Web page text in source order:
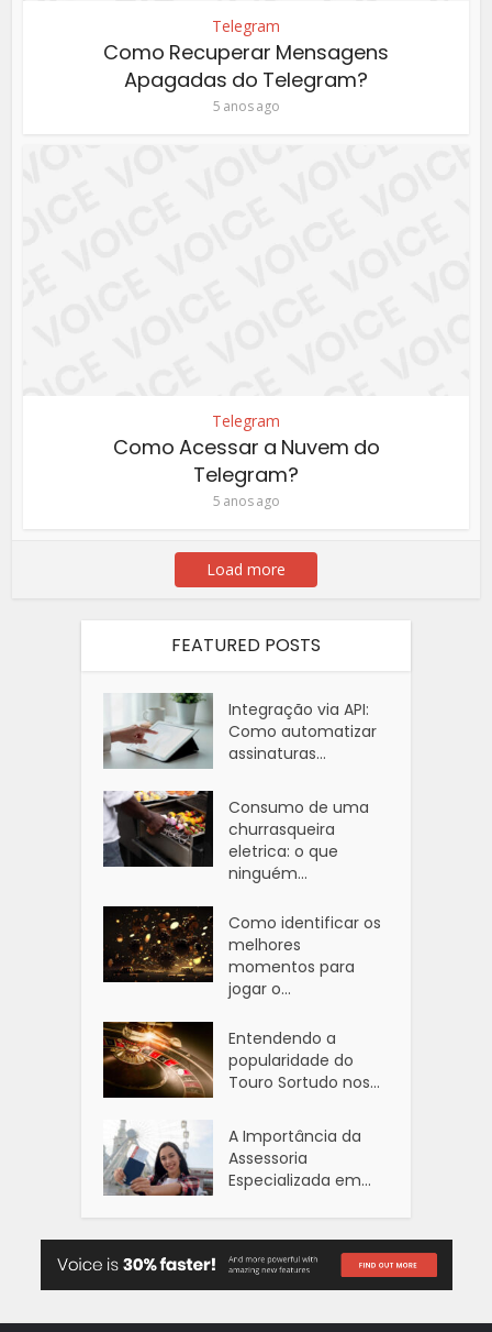
Telegram
Como Recuperar Mensagens
Apagadas do Telegram?
5 anos ago
Telegram
Como Acessar a Nuvem do
Telegram?
5 anos ago
Load more
FEATURED POSTS
Integração via API:
Como automatizar
assinaturas...
Consumo de uma
churrasqueira
eletrica: o que
ninguém...
Como identificar os
melhores
momentos para
jogar o...
Entendendo a
popularidade do
Touro Sortudo nos...
A Importância da
Assessoria
Especializada em...